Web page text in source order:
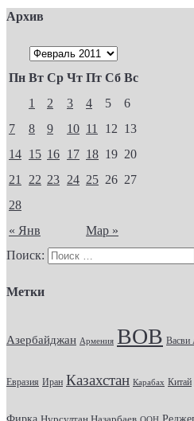
Архив
Пн Вт Ср Чт Пт Сб Вс
« Янв Мар »
1 2 3 4 5
6
7
8 9 10 11 12 13
14 15 16 17 18 19 20
21
22 23 24 25 26 27
28
Поиск:
Метки
Азербайджан Армения ВОВ Васви
Евразия Иран Казахстан Карабах Китай